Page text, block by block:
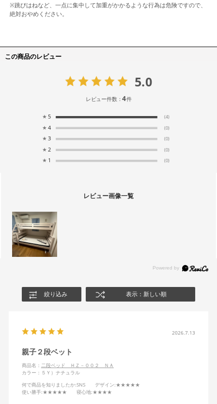
※跳びはねなど、一点に集中して加重がかかるような行為は危険ですので、
絶対おやめください。
この商品のレビュー
5.0
レビュー件数：4件
★ 5 (4)
★ 4 (0)
★ 3 (0)
★ 2 (0)
★ 1 (0)
レビュー画像一覧
絞り込み 表示：新しい順
2026.7.13
親子２段ベット
商品名： 二段ベッド ＨＺ－００２ ＮＡ
カラー：５Ｙ）ナチュラル
何で商品を知りましたか:SNS デザイン:★★★★★
使い勝手:★★★★★ 寝心地:★★★★